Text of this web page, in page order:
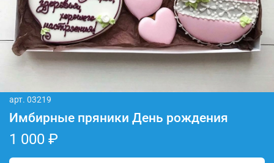
арт. 03219
Имбирные пряники День рождения
1 000 ₽